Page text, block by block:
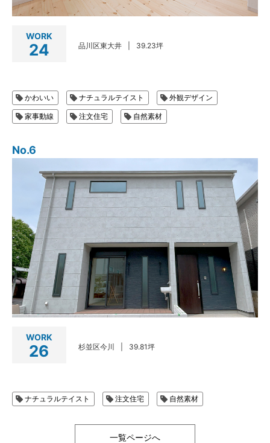
WORK
24 品川区東大井 39.23坪
かわいい ナチュラルテイスト 外観デザイン
家事動線 注文住宅 自然素材
No.6
WORK
26 杉並区今川 39.81坪
ナチュラルテイスト 注文住宅 自然素材
一覧ページへ